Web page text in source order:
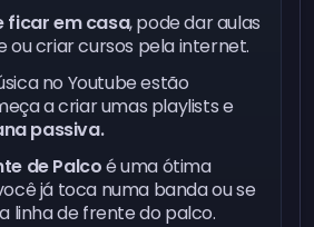
ficar em casa, pode dar aulas
ou criar cursos pela internet.
no Youtube estão
a criar umas playlists e
passiva.
de Palcoé uma ótima
já toca numa banda ou se
linha de frente do palco.